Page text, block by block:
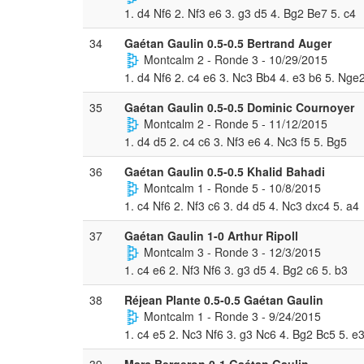
1. d4 Nf6 2. Nf3 e6 3. g3 d5 4. Bg2 Be7 5. c4
34
Gaétan Gaulin 0.5-0.5 Bertrand Auger
Montcalm 2 - Ronde 3 - 10/29/2015
1. d4 Nf6 2. c4 e6 3. Nc3 Bb4 4. e3 b6 5.
35
Gaétan Gaulin 0.5-0.5 Dominic Cournoyer
Montcalm 2 - Ronde 5 - 11/12/2015
1. d4 d5 2. c4 c6 3. Nf3 e6 4. Nc3 f5 5. Bg5
36
Gaétan Gaulin 0.5-0.5 Khalid Bahadi
Montcalm 1 - Ronde 5 - 10/8/2015
1. c4 Nf6 2. Nf3 c6 3. d4 d5 4. Nc3 dxc4 5. a4
37
Gaétan Gaulin 1-0 Arthur Ripoll
Montcalm 3 - Ronde 3 - 12/3/2015
1. c4 e6 2. Nf3 Nf6 3. g3 d5 4. Bg2 c6 5. b3
38
Réjean Plante 0.5-0.5 Gaétan Gaulin
Montcalm 1 - Ronde 3 - 9/24/2015
1. c4 e5 2. Nc3 Nf6 3. g3 Nc6 4. Bg2 Bc5 5. e3